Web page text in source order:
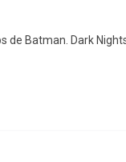
de Batman. Dark